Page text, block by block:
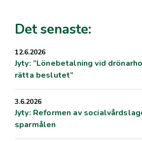
Det senaste:
12.6.2026
Jyty: ”Lönebetalning vid
rätta beslutet”
3.6.2026
Jyty: Reformen av
sparmålen